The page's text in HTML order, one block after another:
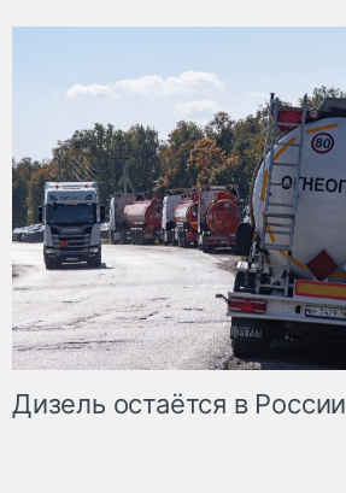
Дизель остаётся в России